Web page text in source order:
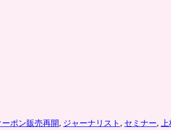
ーポン販売再開, ジャーナリスト , セミナー,